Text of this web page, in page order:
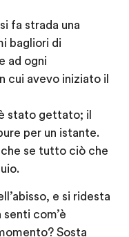
fa strada una
bagliori di
ad ogni
cui avevo iniziato il
stato gettato; il
per un istante.
se tutto ciò che
e si ridesta
com’è
Sosta